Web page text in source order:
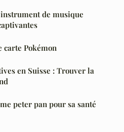
de musique
carte Pokémon
en Suisse : Trouver la
peter pan pour sa santé